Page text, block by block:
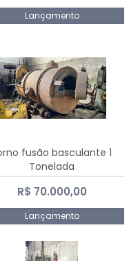
Lançamento
fusão basculante 1
Tonelada
R$ 70.000,00
Lançamento